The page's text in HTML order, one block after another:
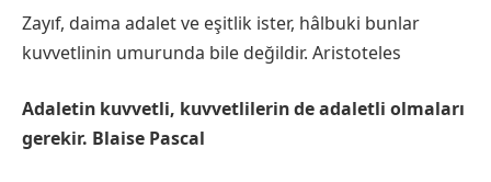
Zayıf, daima adalet ve eşitlik ister, hâlbuki bunlar
kuvvetlinin umurunda bile değildir. Aristoteles
Adaletin kuvvetli, kuvvetlilerin de adaletli olmaları
gerekir. Blaise Pascal